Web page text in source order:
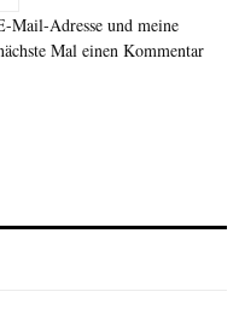
Mail-Adresse und meine
Mal einen Kommentar